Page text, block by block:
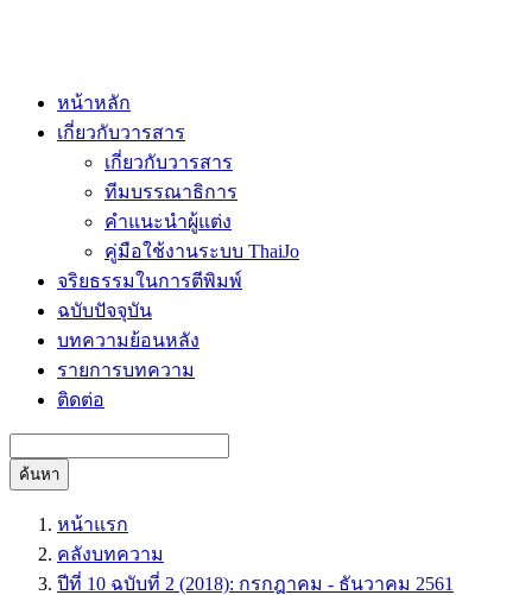
หน้าหลัก
เกี่ยวกับวารสาร
เกี่ยวกับวารสาร
ทีมบรรณาธิการ
คำแนะนำผู้แต่ง
คู่มือใช้งานระบบ ThaiJo
จริยธรรมในการตีพิมพ์
ฉบับปัจจุบัน
บทความย้อนหลัง
รายการบทความ
ติดต่อ
ค้นหา
หน้าแรก
คลังบทความ
ปีที่ 10 ฉบับที่ 2 (2018): กรกฎาคม - ธันวาคม 2561